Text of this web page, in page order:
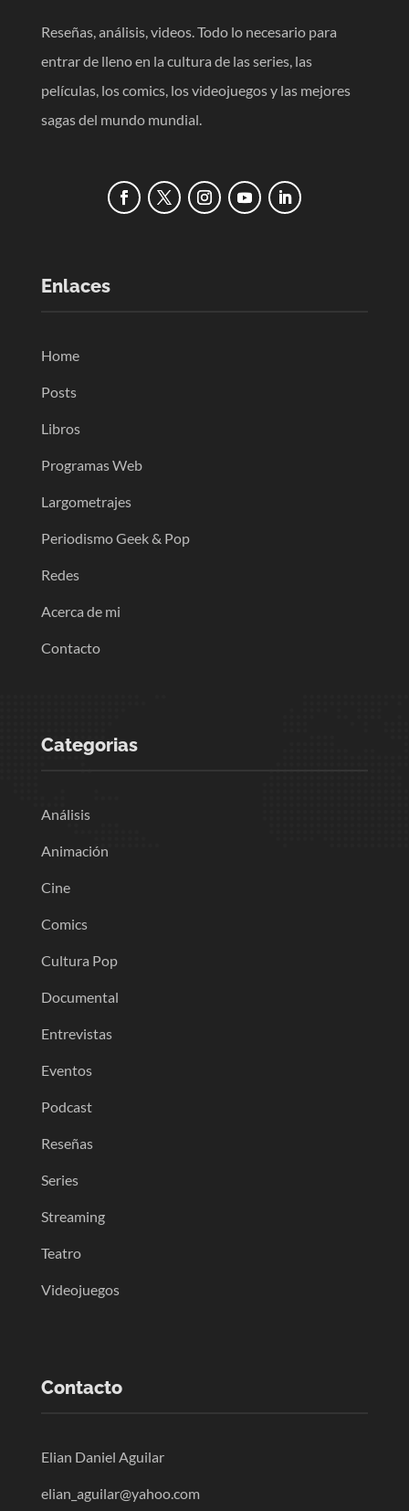
Reseñas, análisis, videos. Todo lo necesario para
entrar de lleno en la cultura de las series, las
películas, los comics, los videojuegos y las mejores
sagas del mundo mundial.
Enlaces
Home
Posts
Libros
Programas Web
Largometrajes
Periodismo Geek & Pop
Redes
Acerca de mi
Contacto
Categorias
Análisis
Animación
Cine
Comics
Cultura Pop
Documental
Entrevistas
Eventos
Podcast
Reseñas
Series
Streaming
Teatro
Videojuegos
Contacto
Elian Daniel Aguilar
elian_aguilar@yahoo.com